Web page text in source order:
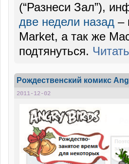
(“Разнеси Зал”),
две недели назад–
Market, а так же
подтянуться.
Рождественский комикс
2011-12-02